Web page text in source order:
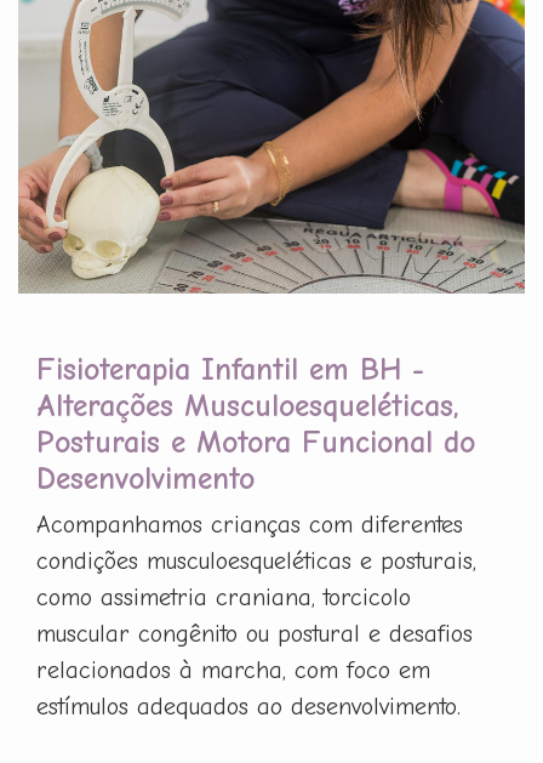
Fisioterapia Infantil em BH -
Alterações Musculoesqueléticas,
Posturais e Motora Funcional do
Desenvolvimento
Acompanhamos crianças com diferentes
condições musculoesqueléticas e posturais,
como assimetria craniana, torcicolo
muscular congênito ou postural e desafios
relacionados à marcha, com foco em
estímulos adequados ao desenvolvimento.